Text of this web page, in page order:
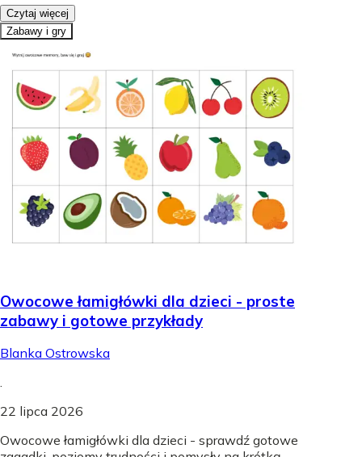
Czytaj więcej
Zabawy i gry
Owocowe łamigłówki dla dzieci - proste
zabawy i gotowe przykłady
Blanka Ostrowska
.
22 lipca 2026
Owocowe łamigłówki dla dzieci - sprawdź gotowe